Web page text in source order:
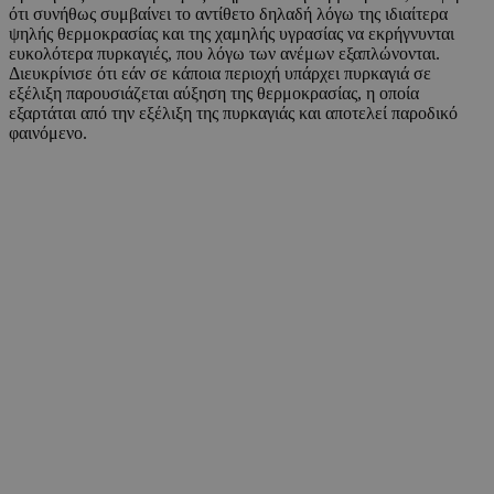
ότι συνήθως συμβαίνει το αντίθετο δηλαδή λόγω της ιδιαίτερα
ψηλής θερμοκρασίας και της χαμηλής υγρασίας να εκρήγνυνται
ευκολότερα πυρκαγιές, που λόγω των ανέμων εξαπλώνονται.
Διευκρίνισε ότι εάν σε κάποια περιοχή υπάρχει πυρκαγιά σε
εξέλιξη παρουσιάζεται αύξηση της θερμοκρασίας, η οποία
εξαρτάται από την εξέλιξη της πυρκαγιάς και αποτελεί παροδικό
φαινόμενο.